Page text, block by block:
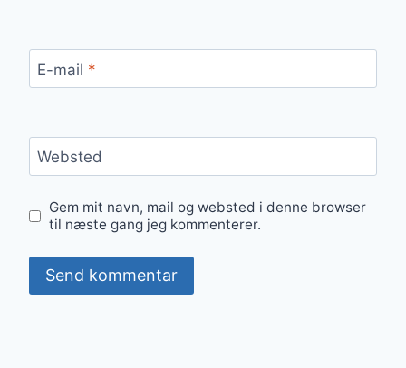
E-mail *
Websted
Gem mit navn, mail og websted i denne browser
til næste gang jeg kommenterer.